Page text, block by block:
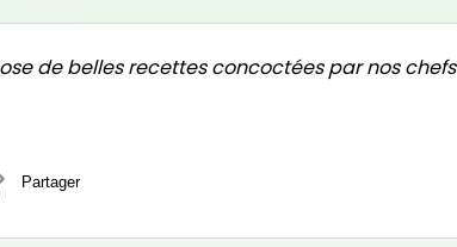
de belles recettes concoctées par nos chefs
Partager